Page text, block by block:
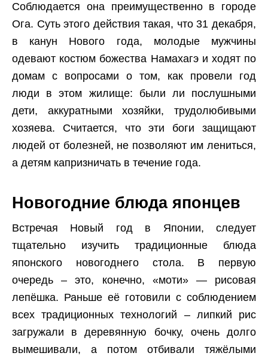
Соблюдается она преимущественно в городе
Ога. Суть этого действия такая, что 31 декабря,
в канун Нового года, молодые мужчины
одевают костюм божества Намахагэ и ходят по
домам с вопросами о том, как провели год
люди в этом жилище: были ли послушными
дети, аккуратными хозяйки, трудолюбивыми
хозяева. Считается, что эти боги защищают
людей от болезней, не позволяют им лениться,
а детям капризничать в течение года.
Новогодние блюда японцев
Встречая Новый год в Японии, следует
тщательно изучить традиционные блюда
японского новогоднего стола. В первую
очередь – это, конечно, «моти» — рисовая
лепёшка. Раньше её готовили с соблюдением
всех традиционных технологий – липкий рис
загружали в деревянную бочку, очень долго
вымешивали, а потом отбивали тяжёлыми